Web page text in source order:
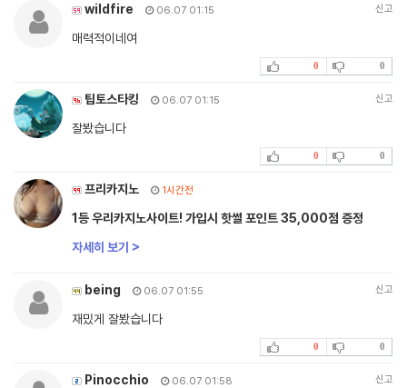
wildfire 06.07 01:15 신고
매력적이네여
0 0
팁토스타킹 06.07 01:15 신고
잘봤습니다
0 0
프리카지노 1시간전
1등 우리카지노사이트! 가입시 핫썰 포인트 35,000점 증정
자세히 보기 >
being 06.07 01:55 신고
재밌게 잘봤습니다
0 0
Pinocchio 06.07 01:58 신고